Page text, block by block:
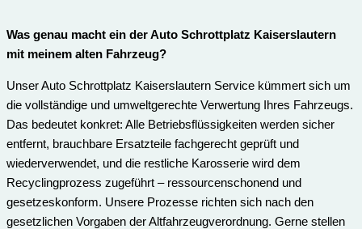
Was genau macht ein der Auto Schrottplatz Kaiserslautern
mit meinem alten Fahrzeug?
Unser Auto Schrottplatz Kaiserslautern Service kümmert sich um
die vollständige und umweltgerechte Verwertung Ihres Fahrzeugs.
Das bedeutet konkret: Alle Betriebsflüssigkeiten werden sicher
entfernt, brauchbare Ersatzteile fachgerecht geprüft und
wiederverwendet, und die restliche Karosserie wird dem
Recyclingprozess zugeführt – ressourcenschonend und
gesetzeskonform. Unsere Prozesse richten sich nach den
gesetzlichen Vorgaben der Altfahrzeugverordnung. Gerne stellen